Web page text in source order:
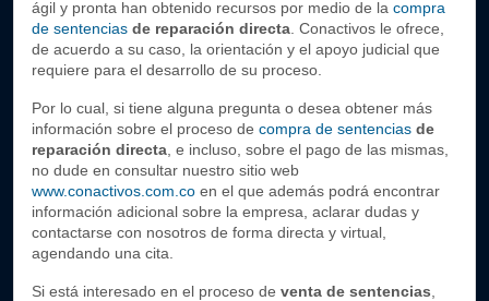
ágil y pronta han obtenido recursos por medio de la compra
de sentencias de reparación directa . Conactivos le ofrece,
de acuerdo a su caso, la orientación y el apoyo judicial que
requiere para el desarrollo de su proceso.
Por lo cual, si tiene alguna pregunta o desea obtener más
información sobre el proceso de compra de sentencias de
reparación directa , e incluso, sobre el pago de las mismas
www.conactivos.com.co en el que además podrá encontrar
información adicional sobre la empresa, aclarar dudas y
contactarse con nosotros de forma directa y virtual,
agendando una cita.
Si está interesado en el proceso de venta de sentencias